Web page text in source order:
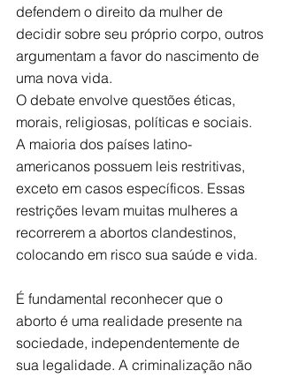
defendem o direito da mulher de
decidir sobre seu próprio corpo, outros
argumentam a favor do nascimento de
uma nova vida.
O debate envolve questões éticas,
morais, religiosas, políticas e sociais.
A maioria dos países latino-
americanos possuem leis restritivas,
exceto em casos específicos. Essas
restrições levam muitas mulheres a
recorrerem a abortos clandestinos,
colocando em risco sua saúde e vida.
É fundamental reconhecer que o
aborto é uma realidade presente na
sociedade, independentemente de
sua legalidade. A criminalização não